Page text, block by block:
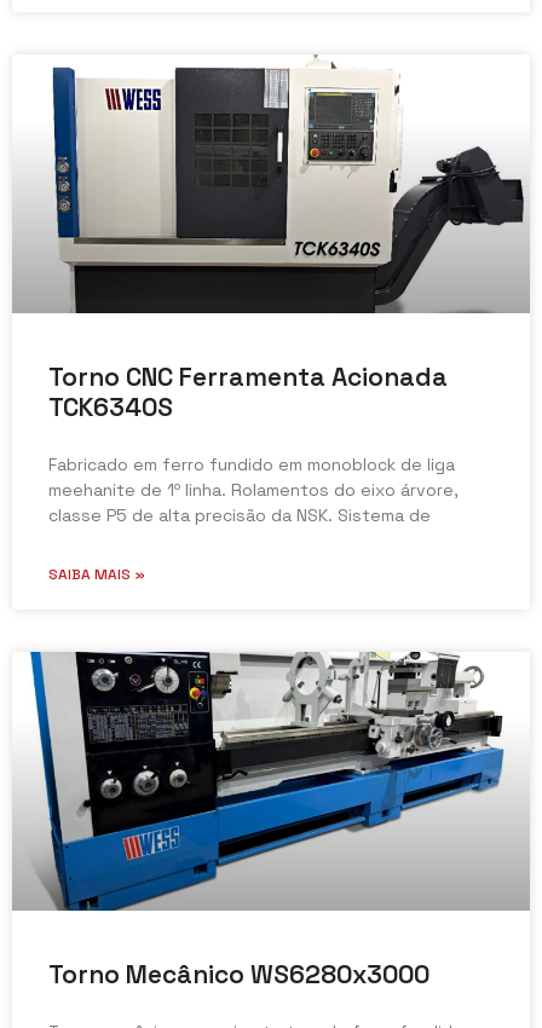
Torno CNC Ferramenta Acionada
TCK6340S
Fabricado em ferro fundido em monoblock de liga
meehanite de 1º linha. Rolamentos do eixo árvore,
classe P5 de alta precisão da NSK. Sistema de
SAIBA MAIS »
Torno Mecânico WS6280x3000